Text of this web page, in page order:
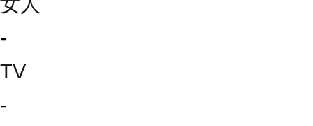
-
TV
-